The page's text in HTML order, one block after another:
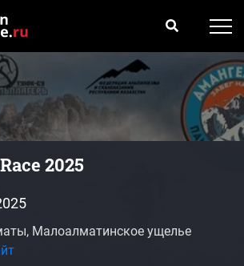
2025
Малоалматинское ущелье